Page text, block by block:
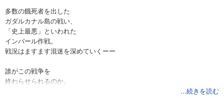
多数の餓死者を出した
ガダルカナル島の戦い、
「史上最悪」といわれた
インパール作戦。
戦況はますます混迷を深めていくーー
誰がこの戦争を
終わらせられるのか。
...続きを読む
あらすじを表示する
昭和天皇物語 6
試し読み